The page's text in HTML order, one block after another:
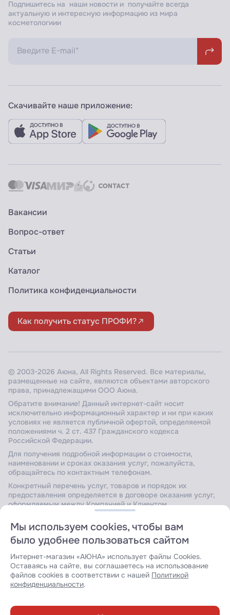
Подпишитесь на наши новости и получайте всегда
актуальную и интересную информацию из мира
косметологиии
Скачивайте наше приложение:
Вакансии
Вопрос-ответ
Статьи
Каталог
Политика конфиденциальности
Как получить статус ПРОФИ?
© 2003-2026 Аюна, All Rights Reserved. Все материалы,
размещенные на сайте, являются объектами авторского
права, принадлежащими ООО Аюна.
Обратите внимание! Данный интернет-сайт носит
исключительно информационный характер и ни при каких
условиях не является публичной офертой, определяемой
положениями ч. 2 ст. 437 Гражданского кодекса
Российской Федерации.
Для получения подробной информации о стоимости,
наименовании и сроках оказания услуг, пожалуйста,
обращайтесь по контактным телефонам.
Конкретный перечень услуг, товаров и порядок их
предоставления определяется в договоре оказания услуг,
оформляемым между Компанией и Клиентом.
Сайт защищен Yandex SmartCaptcha.Уведомление об
условиях обработки данных сервисом.
Мы используем cookies, чтобы вам
было удобнее пользоваться сайтом
Интернет-магазин «АЮНА» использует файлы Cookies.
Оставаясь на сайте, вы соглашаетесь на использование
файлов cookies в соответствии с нашей Политикой
конфиденциальности.